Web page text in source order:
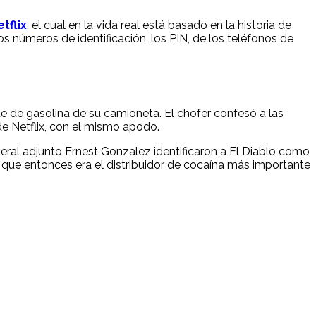
, el cual en la vida real está basado en la historia de
números de identificación, los PIN, de los teléfonos de
gasolina de su camioneta. El chofer confesó a las
Netflix, con el mismo apodo.
adjunto Ernest Gonzalez identificaron a El Diablo como
entonces era el distribuidor de cocaína más importante